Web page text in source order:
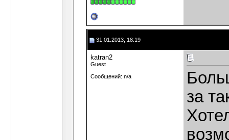
31.01.2013, 18:19
katran2
Guest
Сообщений: n/a
за